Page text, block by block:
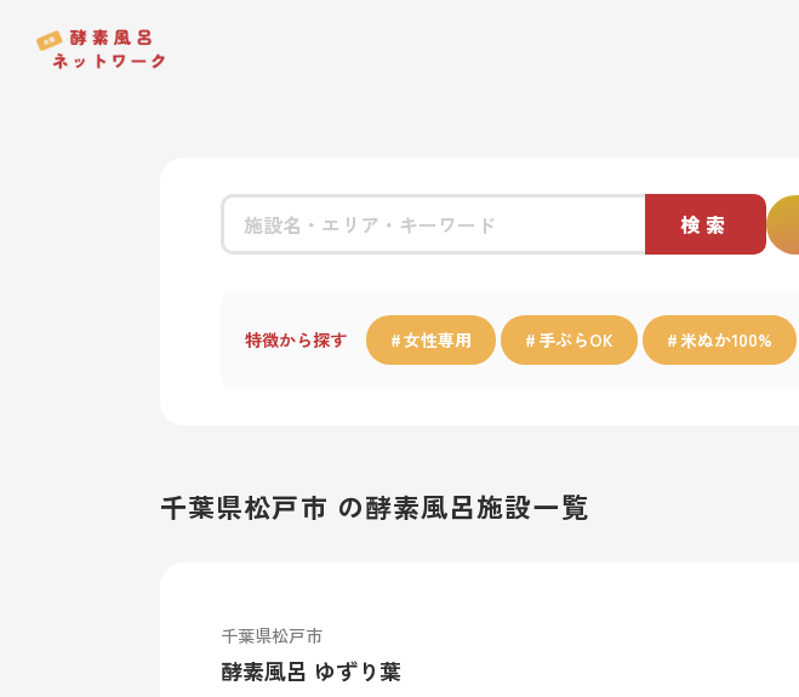
検索
特徴から探す 女性専用 手ぶらOK 米ぬか100%
千葉県松戸市 の酵素風呂施設一覧
千葉県松戸市
酵素風呂 ゆずり葉